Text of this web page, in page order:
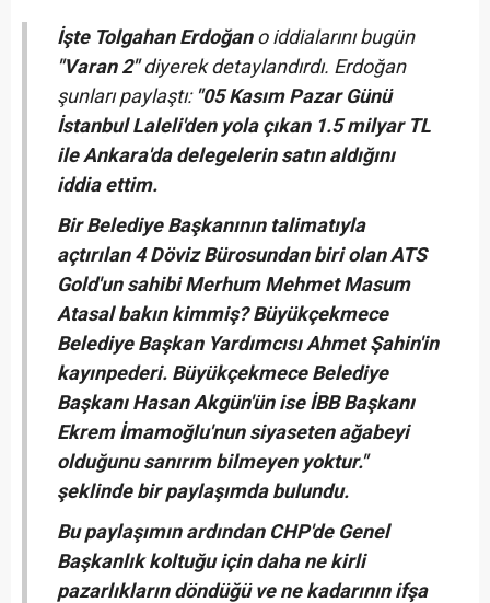
İşte Tolgahan Erdoğano iddialarını bugün
"Varan 2"diyerek detaylandırdı. Erdoğan
şunları paylaştı: "05 Kasım Pazar Günü
İstanbul Laleli'den yola çıkan 1.5 milyar TL
ile Ankara'da delegelerin satın aldığını
iddia ettim.
Bir Belediye Başkanının talimatıyla
açtırılan 4 Döviz Bürosundan biri olan ATS
Gold'un sahibi Merhum Mehmet Masum
Atasal bakın kimmiş? Büyükçekmece
Belediye Başkan Yardımcısı Ahmet Şahin'in
kayınpederi. Büyükçekmece Belediye
Başkanı Hasan Akgün'ün ise İBB Başkanı
Ekrem İmamoğlu'nun siyaseten ağabeyi
olduğunu sanırım bilmeyen yoktur."
şeklinde bir paylaşımda bulundu.
Bu paylaşımın ardından CHP'de Genel
Başkanlık koltuğu için daha ne kirli
pazarlıkların döndüğü ve ne kadarının ifşa